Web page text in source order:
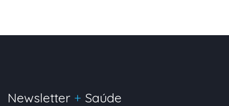
Newsletter + Saúde